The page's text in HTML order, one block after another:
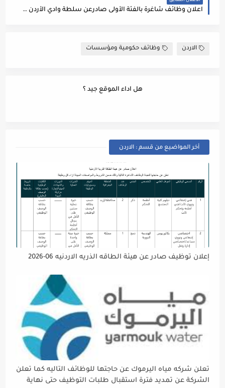
اعلان وظائف شاغرة بالفئة الأولى صادرعن سلطة وادي الأردن - مطلوب مهندسين
الاردن وظائف حكومية ومؤسسات
هل اداء الموقع جيد ؟
أخر المواضيع من قسم : الاردن
إعلان توظيف صادر عن هيئة الطاقه الذريه الاردنيه 06-2026
تعلن شركه مياه اليرموك عن حاجتها للوظائف التاليه كما تعلن
الشركة عن تمديد فترة استقبال طلبات التوظيف حتى نهاية